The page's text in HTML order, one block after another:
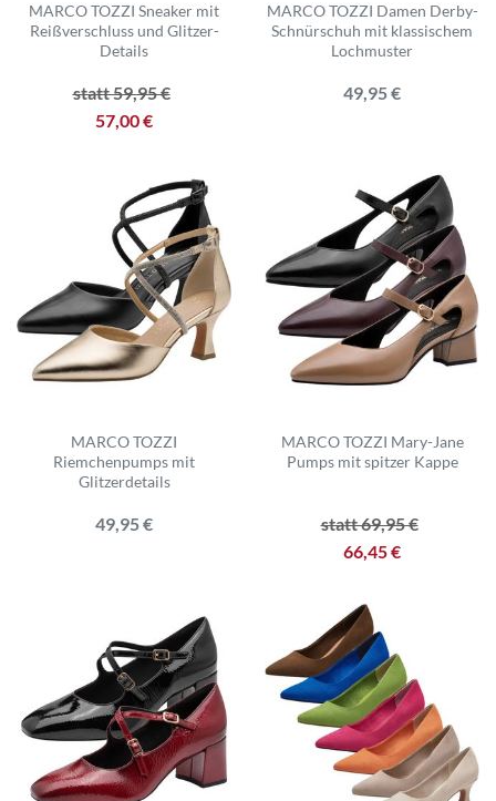
MARCO TOZZI Sneaker mit
Reißverschluss und Glitzer-
Details
statt 59,95 €
57,00 €
MARCO TOZZI Damen Derby-
Schnürschuh mit klassischem
Lochmuster
49,95 €
MARCO TOZZI
Riemchenpumps mit
Glitzerdetails
49,95 €
MARCO TOZZI Mary-Jane
Pumps mit spitzer Kappe
statt 69,95 €
66,45 €